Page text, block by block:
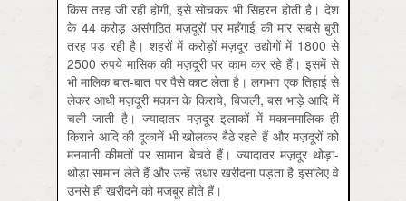
किस तरह जी रही होगी, इसे सोचकर भी सिहरन होती है। देश
के 44 करोड़ असंगठित मज़दूरों पर महँगाई की मार सबसे बुरी
तरह पड़ रही है। शहरों में करोड़ों मज़दूर उद्योगों में 1800 से
2500 रुपये मासिक की मज़दूरी पर काम कर रहे हैं। इसमें से
भी मालिक बात-बात पर पैसे काट लेता है। लगभग एक तिहाई से
लेकर आधी मज़दूरी मकान के किराये, बिजली, बस भाड़े आदि में
चली जाती है। ज्यादातर मज़दूर इलाकों में मकानमालिक ही
किराने आदि की दूकानें भी खोलकर बैठे रहते हैं और मज़दूरों को
मनमानी कीमतों पर सामान बेचते हैं। ज्यादातर मज़दूर थोड़ा-
थोड़ा सामान लेते हैं और उन्हें उधार खरीदना पड़ता है इसलिए वे
उनसे ही खरीदने को मजबूर होते हैं।